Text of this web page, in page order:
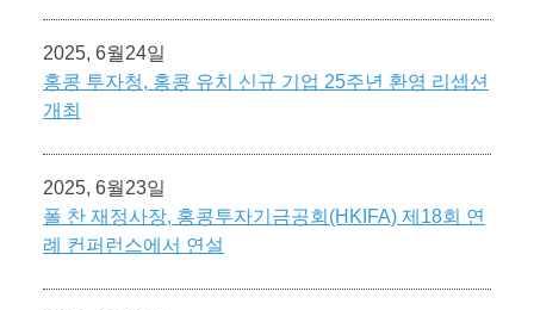
2025, 6월24일
홍콩 투자청, 홍콩 유치 신규 기업 25주년 환영 리셉션
개최
2025, 6월23일
폴 찬 재정사장, 홍콩투자기금공회(HKIFA) 제18회 연
례 컨퍼런스에서 연설